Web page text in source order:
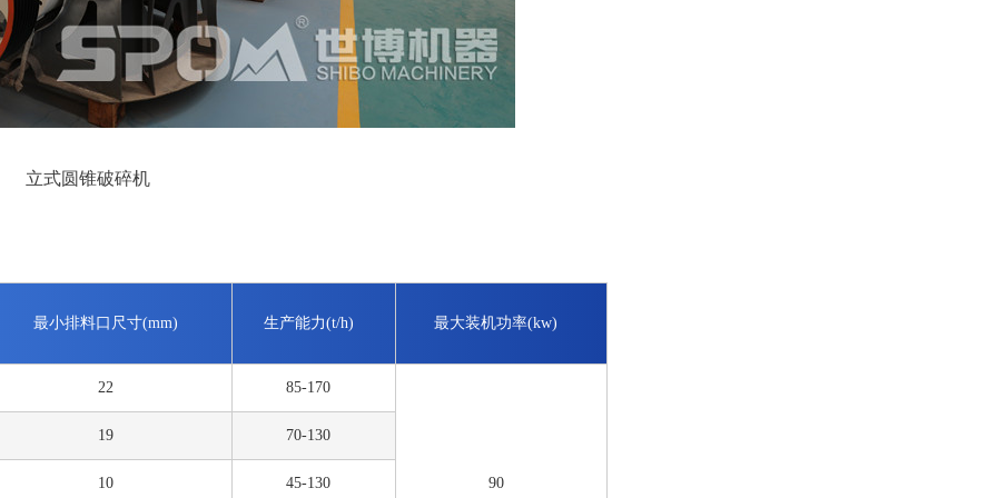
立式圆锥破碎机
最小排料口尺寸(mm) 生产能力(t/h) 最大装机功率(kw)
22 85-170
90
19 70-130
10 45-130